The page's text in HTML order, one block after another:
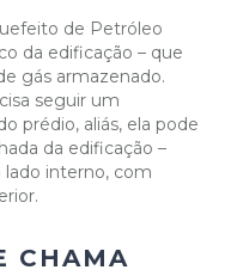
de Petróleo
da edificação – que
gás armazenado.
seguir um
prédio, aliás, ela pode
da edificação –
interno, com
CHAMA